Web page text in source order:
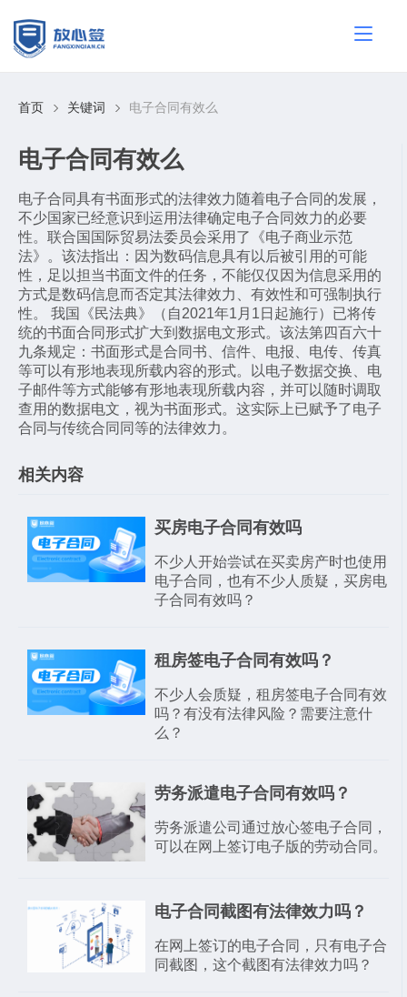
首页 关键词 电子合同有效么
电子合同有效么
电子合同具有书面形式的法律效力随着电子合同的发展，
不少国家已经意识到运用法律确定电子合同效力的必要
性。联合国国际贸易法委员会采用了《电子商业示范
法》。该法指出：因为数码信息具有以后被引用的可能
性，足以担当书面文件的任务，不能仅仅因为信息采用的
方式是数码信息而否定其法律效力、有效性和可强制执行
性。 我国《民法典》（自2021年1月1日起施行）已将传
统的书面合同形式扩大到数据电文形式。该法第四百六十
九条规定：书面形式是合同书、信件、电报、电传、传真
等可以有形地表现所载内容的形式。以电子数据交换、电
子邮件等方式能够有形地表现所载内容，并可以随时调取
查用的数据电文，视为书面形式。这实际上已赋予了电子
合同与传统合同同等的法律效力。
相关内容
买房电子合同有效吗
不少人开始尝试在买卖房产时也使用
电子合同，也有不少人质疑，买房电
子合同有效吗？
租房签电子合同有效吗？
不少人会质疑，租房签电子合同有效
吗？有没有法律风险？需要注意什
么？
劳务派遣电子合同有效吗？
劳务派遣公司通过放心签电子合同，
可以在网上签订电子版的劳动合同。
电子合同截图有法律效力吗？
在网上签订的电子合同，只有电子合
同截图，这个截图有法律效力吗？